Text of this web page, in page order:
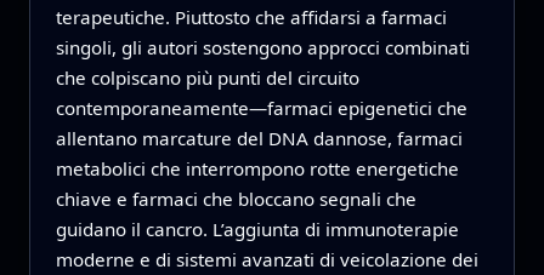
terapeutiche. Piuttosto che affidarsi a farmaci
singoli, gli autori sostengono approcci combinati
che colpiscano più punti del circuito
contemporaneamente—farmaci epigenetici che
allentano marcature del DNA dannose, farmaci
metabolici che interrompono rotte energetiche
chiave e farmaci che bloccano segnali che
guidano il cancro. L’aggiunta di immunoterapie
moderne e di sistemi avanzati di veicolazione dei